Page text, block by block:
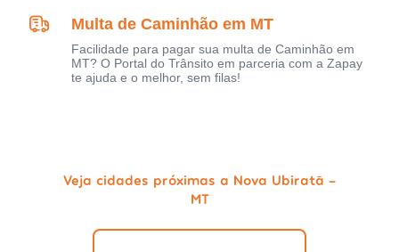
Multa de Caminhão em MT
Facilidade para pagar sua multa de Caminhão em
MT? O Portal do Trânsito em parceria com a Zapay
te ajuda e o melhor, sem filas!
Veja cidades próximas a Nova Ubiratã -
MT